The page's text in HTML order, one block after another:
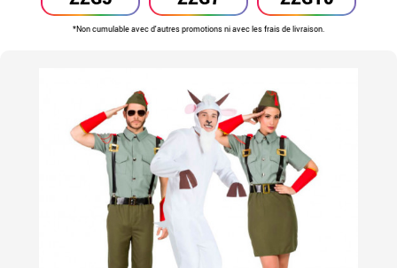
*Non cumulable avec d'autres promotions ni avec les frais de livraison.